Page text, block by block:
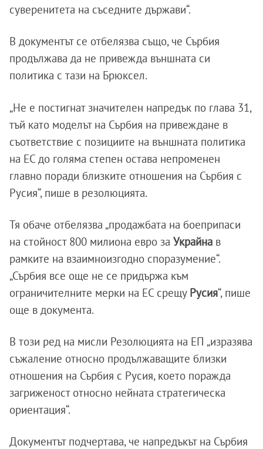
суверенитета на съседните държави“.
В документът се отбелязва също, че Сърбия
продължава да не привежда външната си
политика с тази на Брюксел.
„Не е постигнат значителен напредък по глава 31,
тъй като моделът на Сърбия на привеждане в
съответствие с позициите на външната политика
на ЕС до голяма степен остава непроменен
главно поради близките отношения на Сърбия с
Русия“, пише в резолюцията.
Тя обаче отбелязва „продажбата на боеприпаси
на стойност 800 милиона евро за Украйна в
рамките на взаимноизгодно споразумение“.
„Сърбия все още не се придържа към
ограничителните мерки на ЕС срещу Русия“, пише
още в документа.
В този ред на мисли Резолюцията на ЕП „изразява
съжаление относно продължаващите близки
отношения на Сърбия с Русия, което поражда
загриженост относно нейната стратегическа
ориентация“.
Документът подчертава, че напредъкът на Сърбия